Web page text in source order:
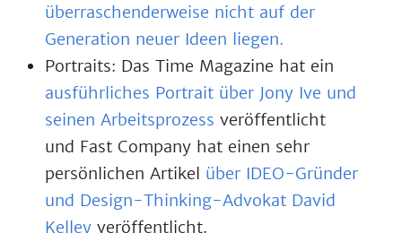
überraschenderweise nicht auf der
Generation neuer Ideen liegen.
Portraits: Das Time Magazine hat ein
ausführliches Portrait über Jony Ive und
seinen Arbeitsprozess veröffentlicht
und Fast Company hat einen sehr
persönlichen Artikel über IDEO-Gründer
und Design-Thinking-Advokat David
Kelley veröffentlicht.